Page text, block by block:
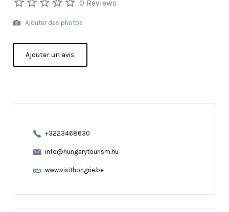
0 Reviews
Ajouter des photos
Ajouter un avis
+3223468630
info@hungarytourism.hu
www.visithongrie.be